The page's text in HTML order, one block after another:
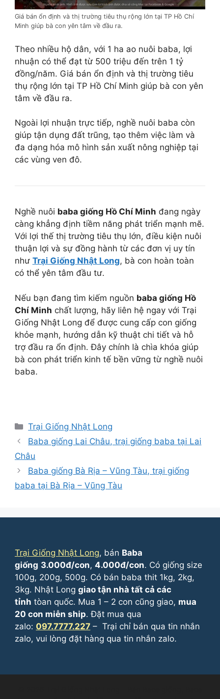
Giá bán ổn định và thị trường tiêu thụ rộng lớn tại TP Hồ Chí
Minh giúp bà con yên tâm về đầu ra.
Theo nhiều hộ dân, với 1 ha ao nuôi baba, lợi
nhuận có thể đạt từ 500 triệu đến trên 1 tỷ
đồng/năm. Giá bán ổn định và thị trường tiêu
thụ rộng lớn tại TP Hồ Chí Minh giúp bà con yên
tâm về đầu ra.
Ngoài lợi nhuận trực tiếp, nghề nuôi baba còn
giúp tận dụng đất trũng, tạo thêm việc làm và
đa dạng hóa mô hình sản xuất nông nghiệp tại
các vùng ven đô.
Nghề nuôi baba giống Hồ Chí Minh đang ngày
càng khẳng định tiềm năng phát triển mạnh mẽ.
Với lợi thế thị trường tiêu thụ lớn, điều kiện nuôi
thuận lợi và sự đồng hành từ các đơn vị uy tín
như Trại Giống Nhật Long, bà con hoàn toàn
có thể yên tâm đầu tư.
Nếu bạn đang tìm kiếm nguồn baba giống Hồ
Chí Minh chất lượng, hãy liên hệ ngay với Trại
Giống Nhật Long để được cung cấp con giống
khỏe mạnh, hướng dẫn kỹ thuật chi tiết và hỗ
trợ đầu ra ổn định. Đây chính là chìa khóa giúp
bà con phát triển kinh tế bền vững từ nghề nuôi
baba.
Danh
mục
Trại Giống Nhật Long
Baba giống Lai Châu, trại giống baba tại Lai
Châu
Baba giống Bà Rịa – Vũng Tàu, trại giống
baba tại Bà Rịa – Vũng Tàu
Trại Giống Nhật Long, bán Baba
giống 3.000đ/con, 4.000đ/con. Có giống size
100g, 200g, 500g. Có bán baba thit 1kg, 2kg,
3kg. Nhật Long giao tận nhà tất cả các
tỉnh tòan quốc. Mua 1 – 2 con cũng giao, mua
20 con miễn ship. Đặt mua qua
zalo: 097.7777.227 – Trại chỉ bán qua tin nhắn
zalo, vui lòng đặt hàng qua tin nhắn zalo.